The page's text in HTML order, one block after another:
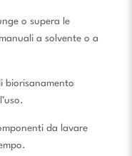
o supera le
a solvente o a
biorisanamento
da lavare